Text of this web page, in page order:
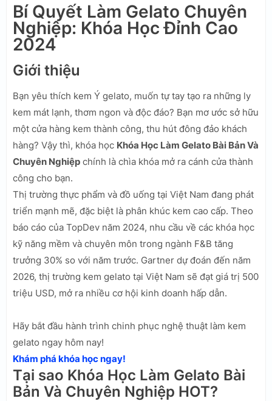
Bí Quyết Làm Gelato Chuyên
Nghiệp: Khóa Học Đỉnh Cao
2024
Giới thiệu
Bạn yêu thích kem Ý gelato, muốn tự tay tạo ra những ly
kem mát lạnh, thơm ngon và độc đáo? Bạn mơ ước sở hữu
một cửa hàng kem thành công, thu hút đông đảo khách
hàng? Vậy thì, khóa học Khóa Học Làm Gelato Bài Bản Và
Chuyên Nghiệp chính là chìa khóa mở ra cánh cửa thành
công cho bạn.
Thị trường thực phẩm và đồ uống tại Việt Nam đang phát
triển mạnh mẽ, đặc biệt là phân khúc kem cao cấp. Theo
báo cáo của TopDev năm 2024, nhu cầu về các khóa học
kỹ năng mềm và chuyên môn trong ngành F&B tăng
trưởng 30% so với năm trước. Gartner dự đoán đến năm
2026, thị trường kem gelato tại Việt Nam sẽ đạt giá trị 500
triệu USD, mở ra nhiều cơ hội kinh doanh hấp dẫn.
Hãy bắt đầu hành trình chinh phục nghệ thuật làm kem
gelato ngay hôm nay!
Khám phá khóa học ngay!
Tại sao Khóa Học Làm Gelato Bài
Bản Và Chuyên Nghiệp HOT?